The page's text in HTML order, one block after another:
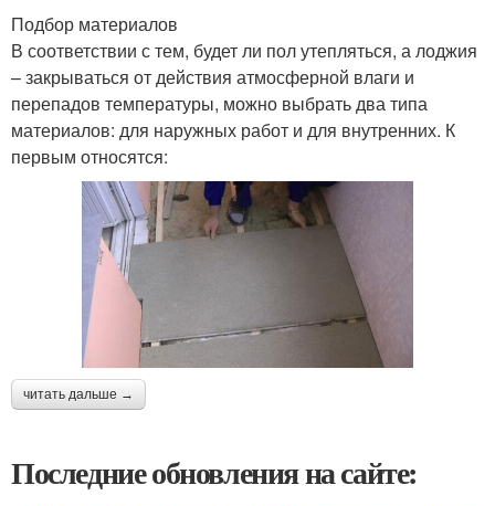
Подбор материалов
В соответствии с тем, будет ли пол утепляться, а лоджия
– закрываться от действия атмосферной влаги и
перепадов температуры, можно выбрать два типа
материалов: для наружных работ и для внутренних. К
первым относятся:
читать дальше →
Последние обновления на сайте: